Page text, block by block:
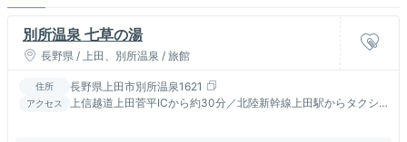
別所温泉 七草の湯
長野県 / 上田、別所温泉 / 旅館
住所 長野県上田市別所温泉1621
アクセス
上信越道上田菅平ICから約30分／北陸新幹線上田駅からタクシ